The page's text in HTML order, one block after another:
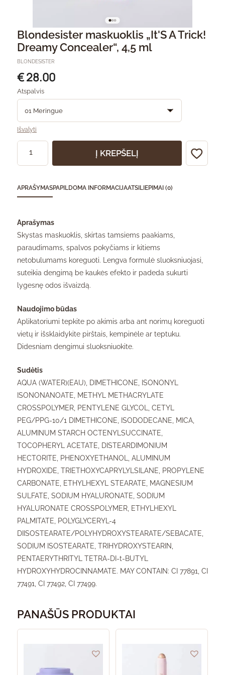
Blondesister maskuoklis „It'S A Trick!
Dreamy Concealer“, 4,5 ml
BLONDESISTER
€ 28.00
Atspalvis
Išvalyti
Į KREPŠELĮ
APRAŠYMASPAPILDOMA INFORMACIJAATSILIEPIMAI (0)
Aprašymas
Skystas maskuoklis, skirtas tamsiems paakiams,
paraudimams, spalvos pokyčiams ir kitiems
netobulumams koreguoti. Lengva formulė sluoksniuojasi,
suteikia dengimą be kaukės efekto ir padeda sukurti
lygesnę odos išvaizdą.
Naudojimo būdas
Aplikatoriumi tepkite po akimis arba ant norimų koreguoti
vietų ir išsklaidykite pirštais, kempinėle ar teptuku.
Didesniam dengimui sluoksniuokite.
Sudėtis
AQUA (WATER)(EAU), DIMETHICONE, ISONONYL
ISONONANOATE, METHYL METHACRYLATE
CROSSPOLYMER, PENTYLENE GLYCOL, CETYL
PEG/PPG-10/1 DIMETHICONE, ISODODECANE, MICA,
ALUMINUM STARCH OCTENYLSUCCINATE,
TOCOPHERYL ACETATE, DISTEARDIMONIUM
HECTORITE, PHENOXYETHANOL, ALUMINUM
HYDROXIDE, TRIETHOXYCAPRYLYLSILANE, PROPYLENE
CARBONATE, ETHYLHEXYL STEARATE, MAGNESIUM
SULFATE, SODIUM HYALURONATE, SODIUM
HYALURONATE CROSSPOLYMER, ETHYLHEXYL
PALMITATE, POLYGLYCERYL-4
DIISOSTEARATE/POLYHYDROXYSTEARATE/SEBACATE,
SODIUM ISOSTEARATE, TRIHYDROXYSTEARIN,
PENTAERYTHRITYL TETRA-DI-t-BUTYL
HYDROXYHYDROCINNAMATE. MAY CONTAIN: CI 77891, CI
77491, CI 77492, CI 77499.
PANAŠŪS PRODUKTAI
This